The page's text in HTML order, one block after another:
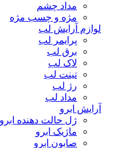
مداد چشم
مژه و چسب مژه
لوازم آرایش لب
پرایمر لب
برق لب
لاک لب
تینت لب
رژ لب
مداد لب
آرایش ابرو
ژل حالت دهنده ابرو
ماژیک ابرو
صابون ابرو